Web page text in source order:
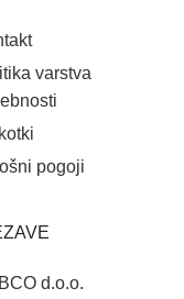
varstva
pogoji
d.o.o.